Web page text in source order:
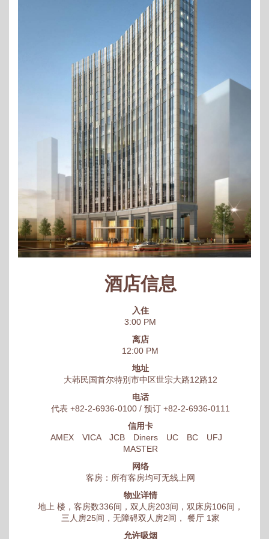
酒店信息
入住
3:00 PM
离店
12:00 PM
地址
大韩民国首尔特別市中区世宗大路12路12
电话
代表 +82-2-6936-0100 / 预订 +82-2-6936-0111
信用卡
AMEX VICA JCB Diners UC BC UFJ
MASTER
网络
客房：所有客房均可无线上网
物业详情
地上 楼，客房数336间，双人房203间，双床房106间，
三人房25间，无障碍双人房2间， 餐厅 1家
允许吸烟